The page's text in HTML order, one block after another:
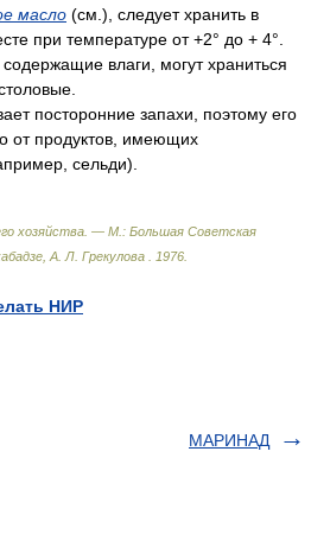
масло (см.), следует хранить в
при температуре от +2° до + 4°.
влаги, могут храниться
посторонние запахи, поэтому его
от продуктов, имеющих
сельди).
хозяйства. — М.: Большая Советская
А. Л. Грекулова 1976
НИР
МАРИНАД